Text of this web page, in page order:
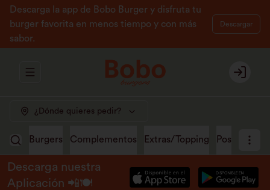
Descarga la app de Bobo Burger y disfruta tu
burger favorita en menos tiempo y con más
sabor.
Descargar
Abrir menu de navegación Login
¿Dónde quieres pedir?
Burgers Complementos Extras/Topping Postres
Descarga nuestra
Aplicación 📲🍽️